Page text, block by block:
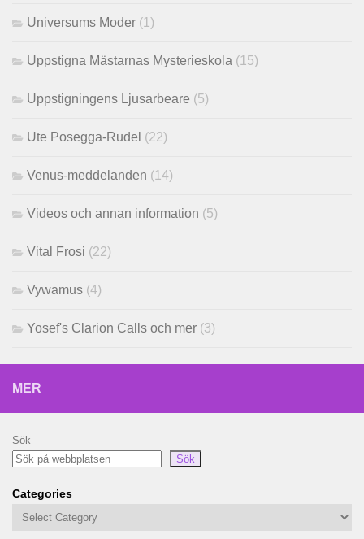
Universums Moder (1)
Uppstigna Mästarnas Mysterieskola (15)
Uppstigningens Ljusarbeare (5)
Ute Posegga-Rudel (22)
Venus-meddelanden (14)
Videos och annan information (5)
Vital Frosi (22)
Vywamus (4)
Yosef's Clarion Calls och mer (3)
MER
Sök
Sök
Categories